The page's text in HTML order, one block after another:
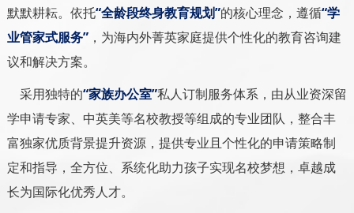
默默耕耘。依托“全龄段终身教育规划”的核心理念，遵循“学
业管家式服务”，为海内外菁英家庭提供个性化的教育咨询建
议和解决方案。
采用独特的“家族办公室”私人订制服务体系，由从业资深留
学申请专家、中英美等名校教授等组成的专业团队，整合丰
富独家优质背景提升资源，提供专业且个性化的申请策略制
定和指导，全方位、系统化助力孩子实现名校梦想，卓越成
长为国际化优秀人才。